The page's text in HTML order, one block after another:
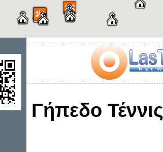
Γήπεδο Τέννις